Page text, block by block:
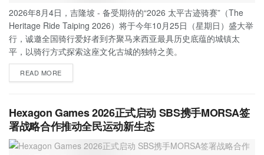
2026年8月4日，吉隆坡 - 备受期待的“2026 太平古迹骑赛”（The
Heritage Ride Taiping 2026）将于今年10月25日（星期日）盛大举
行，诚邀全国骑行爱好者到齐聚马来西亚最具历史底蕴的城镇太
平，以骑行方式探索这座文化古城的独特之美。
READ MORE
Hexagon Games 2026正式启动 SBS携手MORSA签
署战略合作推动全民运动新生态